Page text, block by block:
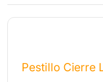
Pestillo Cierre